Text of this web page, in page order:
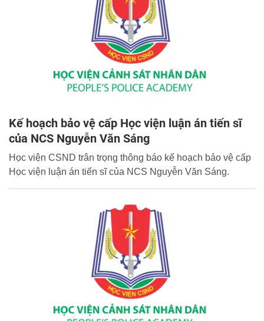
Kế hoạch bảo vệ cấp Học viện luận án tiến sĩ
của NCS Nguyễn Văn Sáng
Học viện CSND trân trọng thông báo kế hoạch bảo vệ cấp
Học viện luận án tiến sĩ của NCS Nguyễn Văn Sáng.